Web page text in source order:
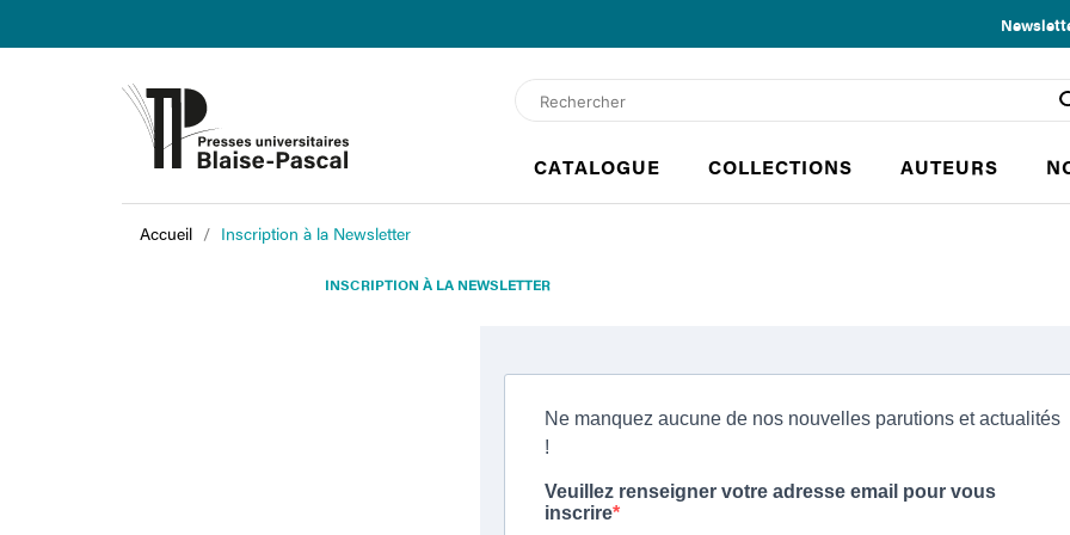
CATALOGUE COLLECTIONS AUTEURS
Accueil Inscription à la Newsletter
INSCRIPTION À LA NEWSLETTER